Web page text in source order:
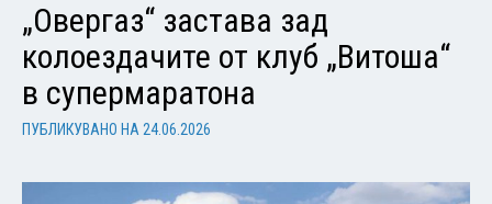
„Овергаз“ застава зад
колоездачите от клуб „Витоша“
в супермаратона
ПУБЛИКУВАНО НА 24.06.2026